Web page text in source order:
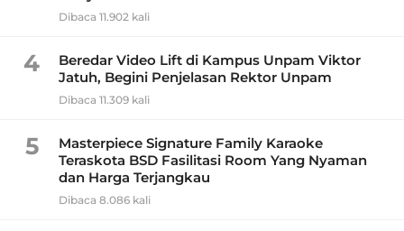
Dibaca 11.902 kali
4
Beredar Video Lift di Kampus Unpam Viktor
Jatuh, Begini Penjelasan Rektor Unpam
Dibaca 11.309 kali
5
Masterpiece Signature Family Karaoke
Teraskota BSD Fasilitasi Room Yang Nyaman
dan Harga Terjangkau
Dibaca 8.086 kali